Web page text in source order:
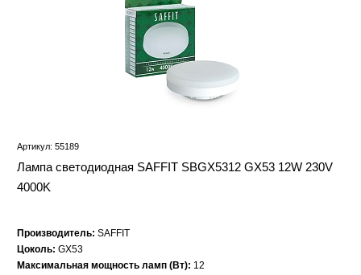
Артикул: 55189
Лампа светодиодная SAFFIT SBGX5312 GX53 12W 230V
4000K
Производитель: SAFFIT
Цоколь: GX53
Максимальная мощность ламп (Вт): 12